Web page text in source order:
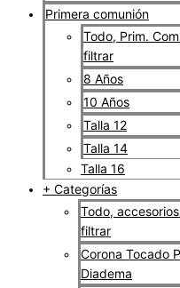
Primera comunión
Todo, Prim.
filtrar
8 Años
10 Años
Talla 12
Talla 14
Talla 16
+ Categorías
Todo,
filtrar
Corona Tocado
Diadema